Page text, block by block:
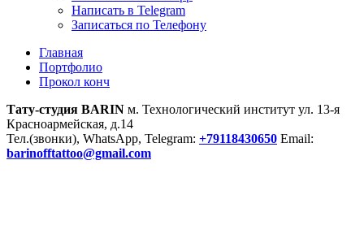
Написать в Telegram
Записаться по Телефону
Главная
Портфолио
Прокол конч
Тату-студия BARIN м. Технологический институт ул. 13-я
Красноармейская, д.14
Тел.(звонки), WhatsApp, Telegram: +79118430650 Email:
barinofftattoo@gmail.com